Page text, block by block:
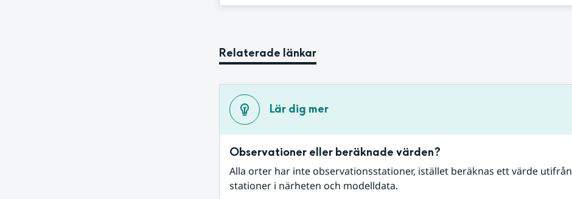
Relaterade länkar
Lär dig mer
Observationer eller beräknade värden?
Alla orter har inte observationsstationer, istället beräknas ett värde utifrån
stationer i närheten och modelldata.